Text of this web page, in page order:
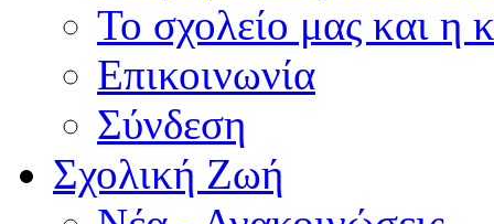
Το σχολείο μας και η
Επικοινωνία
Σύνδεση
Σχολική Ζωή